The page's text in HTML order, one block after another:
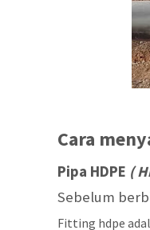
Cara
Pipa HDPE (
Sebelum
Fitting hdpe